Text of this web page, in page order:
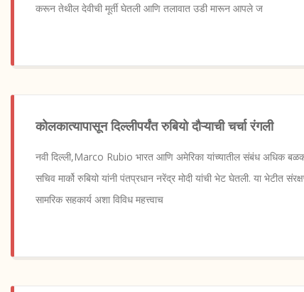
करून तेथील देवीची मूर्ती घेतली आणि तलावात उडी मारून आपले ज
कोलकात्यापासून दिल्लीपर्यंत रुबियो दौऱ्याची चर्चा रंगली
नवी दिल्ली,Marco Rubio भारत आणि अमेरिका यांच्यातील संबंध अधिक
सचिव मार्को रुबियो यांनी पंतप्रधान नरेंद्र मोदी यांची भेट घेतली. या भेटीत
सामरिक सहकार्य अशा विविध महत्त्वाच